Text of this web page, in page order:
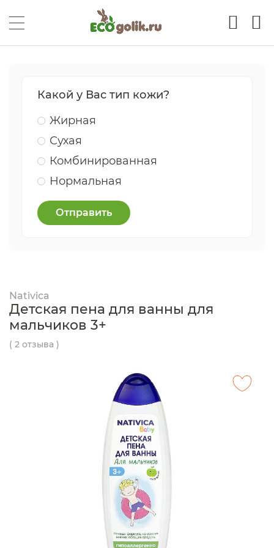
Какой у Вас тип кожи?
Жирная
Сухая
Комбинированная
Нормальная
Отправить
Nativica
Детская пена для ванны для
мальчиков 3+
( 2 отзыва )